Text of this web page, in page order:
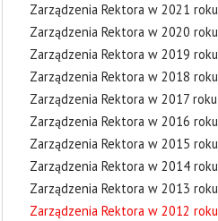
Zarządzenia Rektora w 2021 roku
Zarządzenia Rektora w 2020 roku
Zarządzenia Rektora w 2019 roku
Zarządzenia Rektora w 2018 roku
Zarządzenia Rektora w 2017 roku
Zarządzenia Rektora w 2016 roku
Zarządzenia Rektora w 2015 roku
Zarządzenia Rektora w 2014 roku
Zarządzenia Rektora w 2013 roku
Zarządzenia Rektora w 2012 roku